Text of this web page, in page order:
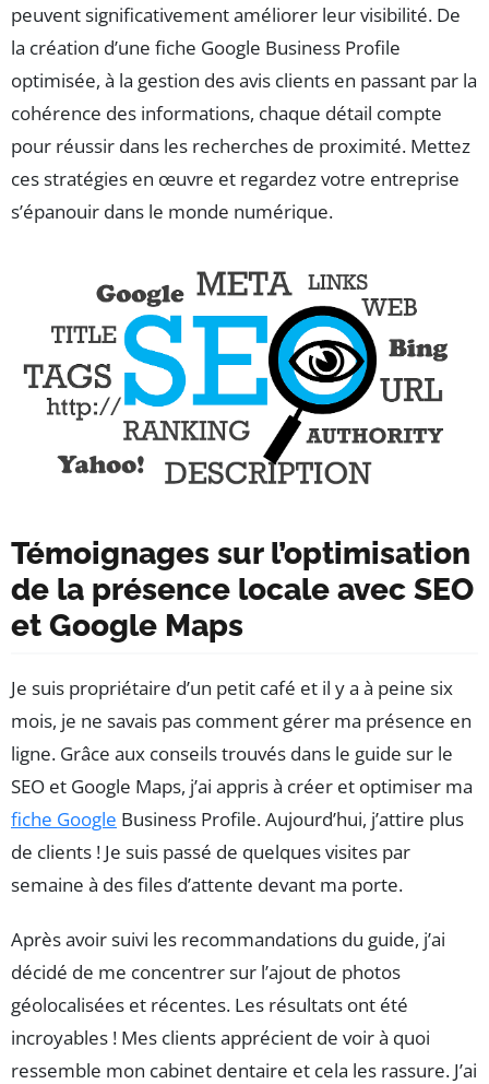
peuvent significativement améliorer leur visibilité. De
la création d’une fiche Google Business Profile
optimisée, à la gestion des avis clients en passant par la
cohérence des informations, chaque détail compte
pour réussir dans les recherches de proximité. Mettez
ces stratégies en œuvre et regardez votre entreprise
s’épanouir dans le monde numérique.
Témoignages sur l’optimisation
de la présence locale avec SEO
et Google Maps
Je suis propriétaire d’un petit café et il y a à peine six
mois, je ne savais pas comment gérer ma présence en
ligne. Grâce aux conseils trouvés dans le guide sur le
SEO et Google Maps, j’ai appris à créer et optimiser ma
fiche Google Business Profile. Aujourd’hui, j’attire plus
de clients ! Je suis passé de quelques visites par
semaine à des files d’attente devant ma porte.
Après avoir suivi les recommandations du guide, j’ai
décidé de me concentrer sur l’ajout de photos
géolocalisées et récentes. Les résultats ont été
incroyables ! Mes clients apprécient de voir à quoi
ressemble mon cabinet dentaire et cela les rassure. J’ai